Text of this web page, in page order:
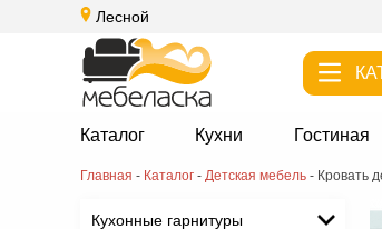
Лесной
Каталог Кухни Гостиная
Главная - Каталог - Детская мебель - Кровать
Кухонные гарнитуры